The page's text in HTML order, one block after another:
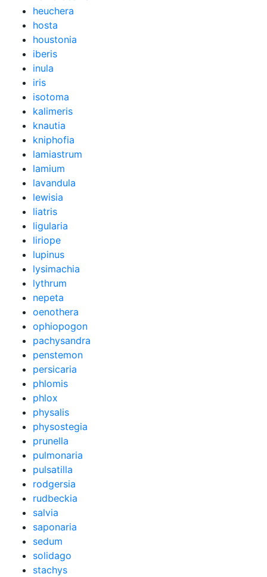
heuchera
hosta
houstonia
iberis
inula
iris
isotoma
kalimeris
knautia
kniphofia
lamiastrum
lamium
lavandula
lewisia
liatris
ligularia
liriope
lupinus
lysimachia
lythrum
nepeta
oenothera
ophiopogon
pachysandra
penstemon
persicaria
phlomis
phlox
physalis
physostegia
prunella
pulmonaria
pulsatilla
rodgersia
rudbeckia
salvia
saponaria
sedum
solidago
stachys